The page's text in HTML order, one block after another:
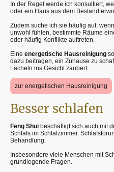
In der Regel werde ich konsultiert,
oder ein Haus aus dem Bestand
Zudem suche ich sie häufig auf,
unwohl fühlen, bestimmte Räume
oder häufig Konflikte auftreten.
Eine energetische Hausreinigung
dazu beitragen, ein Zuhause zu
Lächeln ins Gesicht zaubert.
zur energetischen Hausreinigung
Besser schlafen
Feng Shui beschäftigt sich auch mit
Schlafs im Schlafzimmer.
Behandlung.
Insbesondere viele Menschen mit
grundlegende Fragen.